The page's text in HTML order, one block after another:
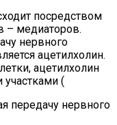
посредством
– медиаторов.
нервного
ацетилхолин.
ацетилхолин
(
передачу нервного